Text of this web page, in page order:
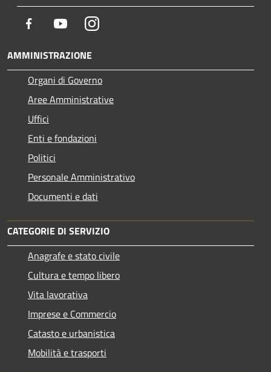
Facebook YoutubeInstagram
AMMINISTRAZIONE
Organi di Governo
Aree Amministrative
Uffici
Enti e fondazioni
Politici
Personale Amministrativo
Documenti e dati
CATEGORIE DI SERVIZIO
Anagrafe e stato civile
Cultura e tempo libero
Vita lavorativa
Imprese e Commercio
Catasto e urbanistica
Mobilità e trasporti